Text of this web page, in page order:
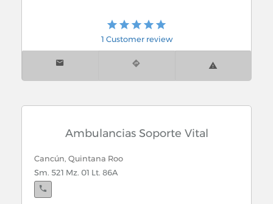
1 Customer review
Ambulancias Soporte Vital
Cancún, Quintana Roo
Sm. 521 Mz. 01 Lt. 86A